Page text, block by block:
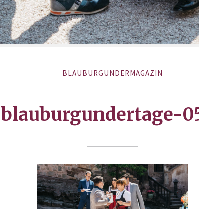
BLAUBURGUNDERMAGAZIN
blauburgundertage-